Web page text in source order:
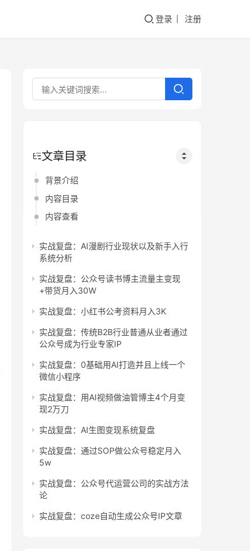
登录 注册
文章目录
背景介绍
内容目录
内容查看
实战复盘：AI漫剧行业现状以及新手入行
系统分析
实战复盘：公众号读书博主流量主变现
+带货月入30W
实战复盘：小红书公考资料月入3K
实战复盘：传统B2B行业普通从业者通过
公众号成为行业专家IP
实战复盘：0基础用AI打造并且上线一个
微信小程序
实战复盘：用AI视频做油管博主4个月变
现2万刀
实战复盘：AI生图变现系统复盘
实战复盘：通过SOP做公众号稳定月入
5w
实战复盘：公众号代运营公司的实战方法
论
实战复盘：coze自动生成公众号IP文章